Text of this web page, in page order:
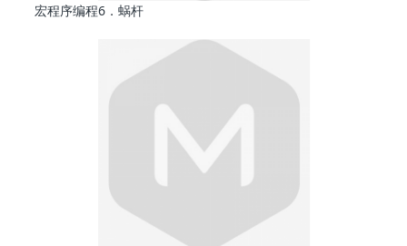
宏程序编程6．蜗杆